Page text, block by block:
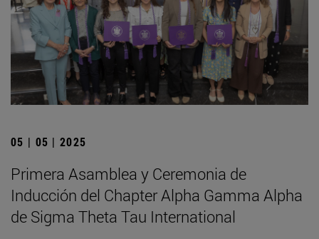
05 | 05 | 2025
Primera Asamblea y Ceremonia de
Inducción del Chapter Alpha Gamma Alpha
de Sigma Theta Tau International